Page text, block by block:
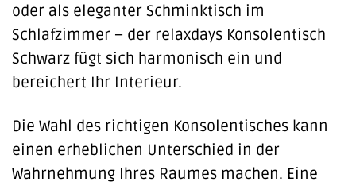
oder als eleganter Schminktisch im
Schlafzimmer – der relaxdays Konsolentisch
Schwarz fügt sich harmonisch ein und
bereichert Ihr Interieur.
Die Wahl des richtigen Konsolentisches kann
einen erheblichen Unterschied in der
Wahrnehmung Ihres Raumes machen. Eine